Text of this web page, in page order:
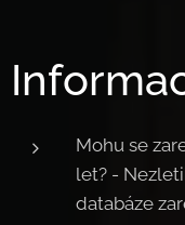
Mohu se
let? -
databáze